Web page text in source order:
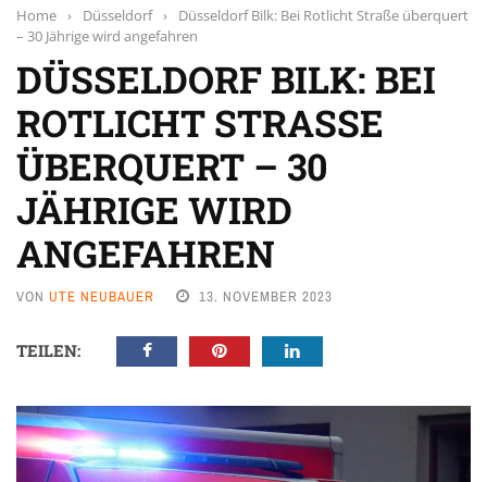
Home › Düsseldorf ›
Düsseldorf Bilk: Bei Rotlicht Straße überquert
– 30 Jährige wird angefahren
DÜSSELDORF BILK: BEI
ROTLICHT STRASSE Ü
BERQUERT – 30 J
ÄHRIGE WIRD A
NGEFAHREN
VON UTE NEUBAUER 13. NOVEMBER 2023
TEILEN: